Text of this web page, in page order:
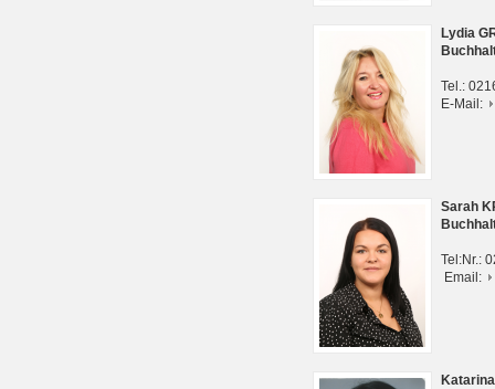
Lydia
Tel.:
E-Mail:
Sarah
Tel:Nr.:
Email: